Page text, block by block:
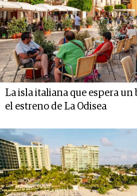
La isla italiana que espera
el estreno de La Odisea